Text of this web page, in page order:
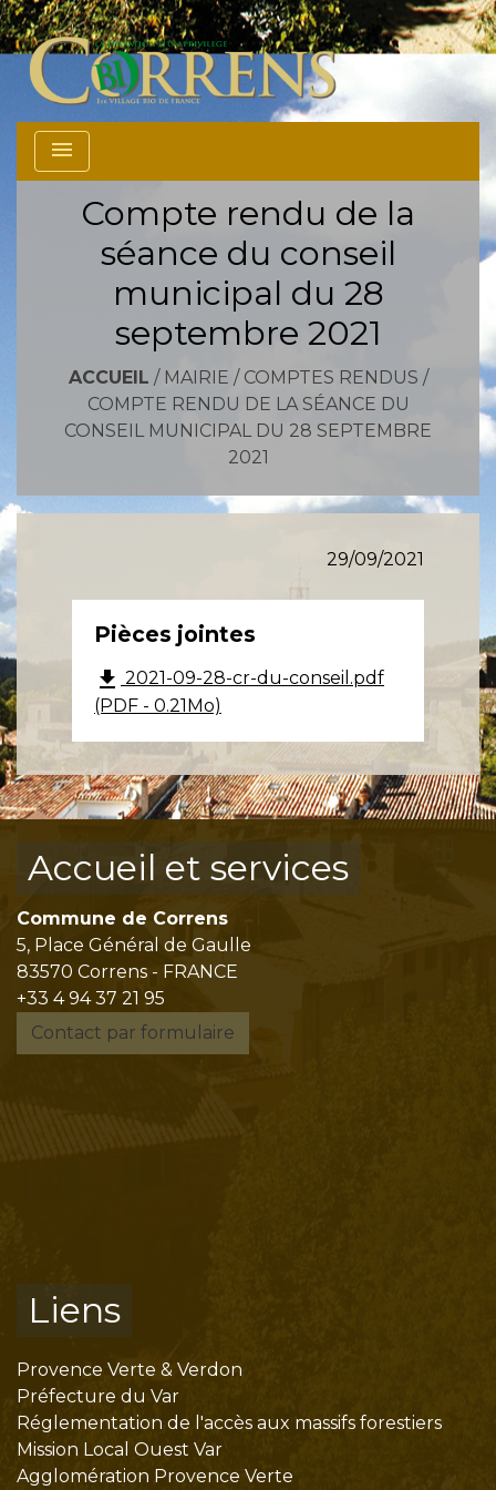
menu
Compte rendu de la
séance du conseil
municipal du 28
septembre 2021
ACCUEIL / MAIRIE / COMPTES RENDUS /
COMPTE RENDU DE LA SÉANCE DU
CONSEIL MUNICIPAL DU 28 SEPTEMBRE
2021
29/09/2021
Pièces jointes
file_download 2021-09-28-cr-du-conseil.pdf
(PDF - 0.21Mo)
Accueil et services
Commune de Correns
5, Place Général de Gaulle
83570 Correns - FRANCE
+33 4 94 37 21 95
Contact par formulaire
Liens
Provence Verte & Verdon
Préfecture du Var
Réglementation de l'accès aux massifs forestiers
Mission Local Ouest Var
Agglomération Provence Verte